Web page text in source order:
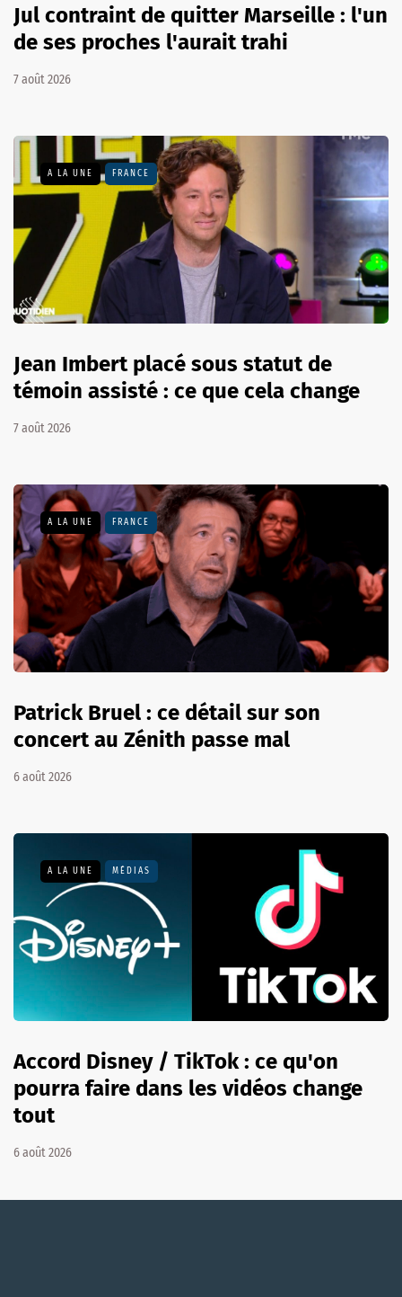
Jul contraint de quitter Marseille : l'un
de ses proches l'aurait trahi
7 août 2026
A LA UNE FRANCE
Jean Imbert placé sous statut de
témoin assisté : ce que cela change
7 août 2026
A LA UNE FRANCE
Patrick Bruel : ce détail sur son
concert au Zénith passe mal
6 août 2026
A LA UNE MÉDIAS
Accord Disney / TikTok : ce qu'on
pourra faire dans les vidéos change
tout
6 août 2026